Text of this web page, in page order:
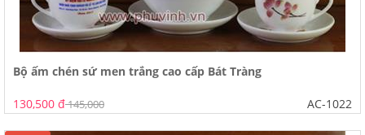
Bộ ấm chén sứ men trắng cao cấp Bát Tràng
130,500 đ145,000 AC-1022